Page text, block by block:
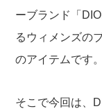
ーブランド「
るウィメンズの
のアイテムです。
そこで今回は、